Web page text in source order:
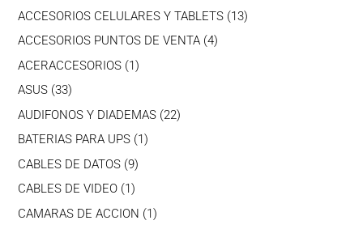
productos
ACCESORIOS CELULARES Y TABLETS 1313
ACCESORIOS PUNTOS DE VENTA 44
ACERACCESORIOS 11
ASUS 3333
productos
AUDIFONOS Y DIADEMAS 2222
BATERIAS PARA UPS 1 1
CABLES DE DATOS 99
CABLES DE VIDEO 1 1
producto
CAMARAS DE ACCION 11